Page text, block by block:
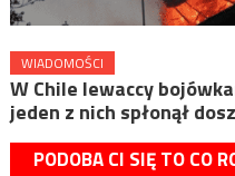
WIADOMOŚCI
W Chile lewaccy
jeden z nich spłonął
PODOBA CI SIĘ TO CO